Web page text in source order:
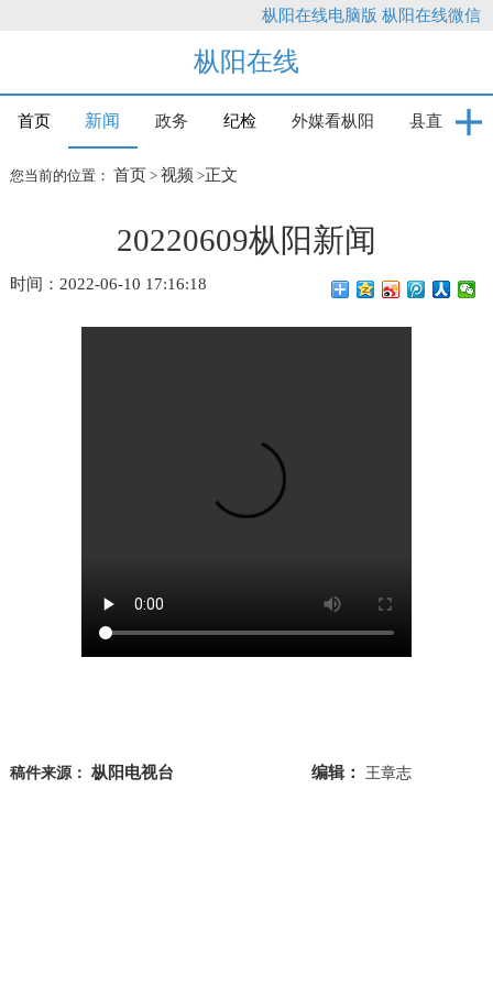
枞阳在线电脑版 枞阳在线微信
枞阳在线
首页 新闻 政务 纪检 外媒看枞阳 县直
您当前的位置： 首页 > 视频 >正文
20220609枞阳新闻
时间：2022-06-10 17:16:18
稿件来源： 枞阳电视台 编辑： 王章志